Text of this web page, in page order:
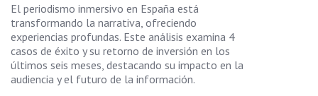
El periodismo inmersivo en España está
transformando la narrativa, ofreciendo
experiencias profundas. Este análisis examina 4
casos de éxito y su retorno de inversión en los
últimos seis meses, destacando su impacto en la
audiencia y el futuro de la información.